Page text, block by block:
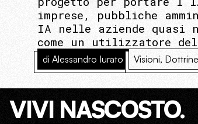
imprese, pubbliche
IA nelle aziende quasi
come un utilizzatore
di Alessandro Iurato Visioni,
VIVI NASCOSTO.